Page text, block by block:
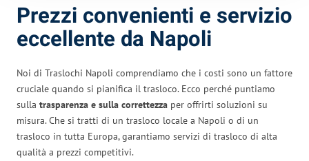
Prezzi convenienti e servizio
eccellente da Napoli
Noi di Traslochi Napoli comprendiamo che i costi sono un fattore
cruciale quando si pianifica il trasloco. Ecco perché puntiamo
sulla trasparenza e sulla correttezza per offrirti soluzioni su
misura. Che si tratti di un trasloco locale a Napoli o di un
trasloco in tutta Europa, garantiamo servizi di trasloco di alta
qualità a prezzi competitivi.